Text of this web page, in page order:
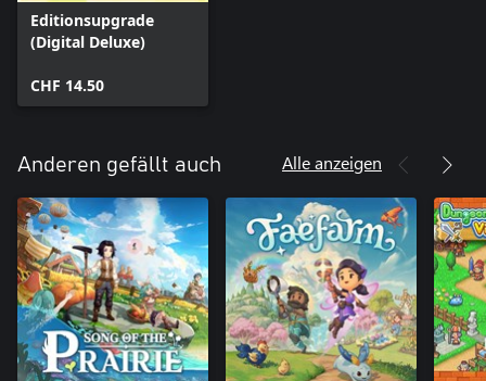
Editionsupgrade
(Digital Deluxe)
CHF 14.50
Anderen gefällt auch Alle anzeigen